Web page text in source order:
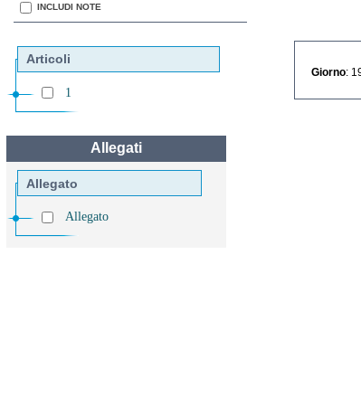
INCLUDI NOTE
Articoli
1
Allegati
Allegato
Allegato
Giorno :